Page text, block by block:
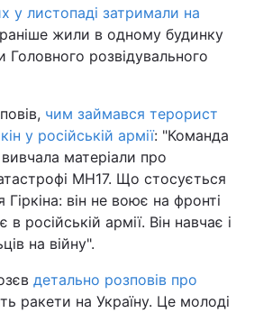
у листопаді затримали на
жили в одному будинку
Головного розвідувального
чим займався терорист
у російській армії: "Команда
матеріали про
MH17. Що стосується
він не воює на фронті
в російській армії. Він навчає і
на війну".
детально розповів про
ракети на Україну. Це молоді